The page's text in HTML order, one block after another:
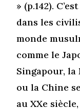
» (p.142).
dans les
monde
comme le
Singapour, la
ou la Chine
au XXe